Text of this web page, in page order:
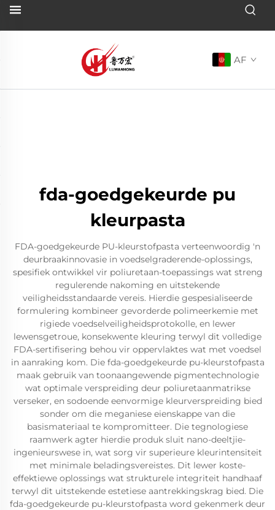
AF
fda-goedgekeurde pu
kleurpasta
FDA-goedgekeurde PU-kleurstofpasta verteenwoordig 'n
deurbraakinnovasie in voedselgraderende-oplossings,
spesifiek ontwikkel vir poliuretaan-toepassings wat streng
regulerende nakoming en uitstekende
veiligheidsstandaarde vereis. Hierdie gespesialiseerde
formulering kombineer gevorderde polimeerkemie met
rigiede voedselveiligheidsprotokolle, en lewer
lewensgetroue, konsekwente kleuring terwyl dit volledige
FDA-sertifisering behou vir oppervlaktes wat met voedsel
in aanraking kom. Die fda-goedgekeurde pu-kleurstofpasta
maak gebruik van toonaangewende pigmentechnologie
wat optimale verspreiding deur poliuretaanmatrikse
verseker, en sodoende eenvormige kleurverspreiding bied
sonder om die meganiese eienskappe van die
basismateriaal te kompromitteer. Die tegnologiese
raamwerk agter hierdie produk sluit nano-deeltjie-
ingenieurswese in, wat sorg vir superieure kleurintensiteit
met minimale beladingsvereistes. Dit lewer koste-
effektiewe oplossings wat strukturele integriteit handhaaf
terwyl dit uitstekende estetiese aantrekkingskrag bied. Die
fda-goedgekeurde pu-kleurstofpasta word gekenmerk deur